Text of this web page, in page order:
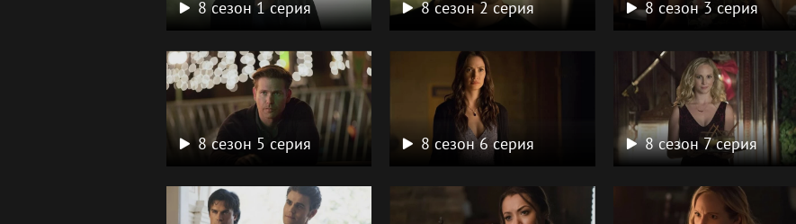
8 сезон 1 серия 8 сезон 2 серия 8 сезон 3 серия
8 сезон 5 серия 8 сезон 6 серия 8 сезон 7 серия